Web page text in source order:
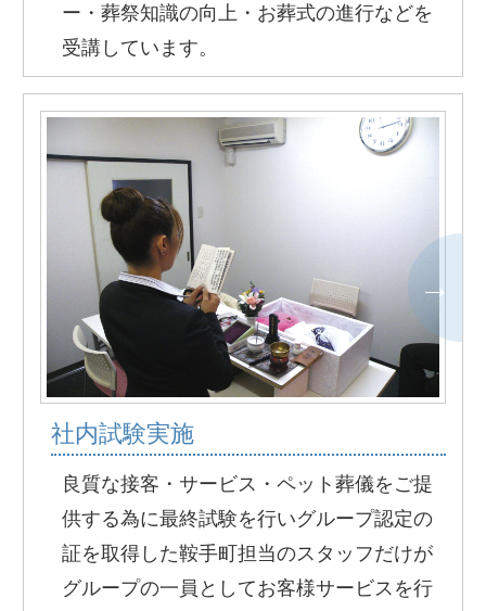
ー・葬祭知識の向上・お葬式の進行などを
受講しています。
社内試験実施
良質な接客・サービス・ペット葬儀をご提
供する為に最終試験を行いグループ認定の
証を取得した鞍手町担当のスタッフだけが
グループの一員としてお客様サービスを行